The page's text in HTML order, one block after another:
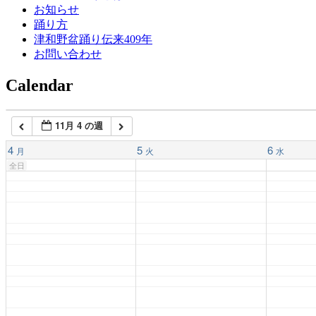
お知らせ
踊り方
津和野盆踊り伝来409年
お問い合わせ
Calendar
11月 4 の週
4 月 5 火 6 水
全日
4:00 AM
6:00 AM
7:00 AM